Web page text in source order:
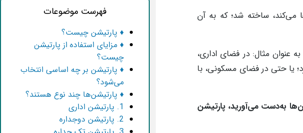
می‌کند، ساخته شد؛ که به آن
عنوان مثال: در فضای اداری،
یا حتی در فضای مسکونی، با
آن‌ها به‌دست می‌آورید، پارتیشن
فهرست موضوعات
♦ پارتیشن چیست؟
♦ مزایای استفاده از پارتیشن
چیست؟
♦ پارتیشن بر چه اساسی انتخاب
می‌شود؟
♦ پارتیشن‌ها چند نوع هستند؟
1. پارتیشن اداری
2. پارتیشن دوجداره